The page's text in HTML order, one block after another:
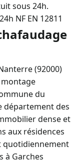
sous 24h.
NF EN 12811
(92000)
du
département des
dense et
aux résidences
quotidiennement
à Garches